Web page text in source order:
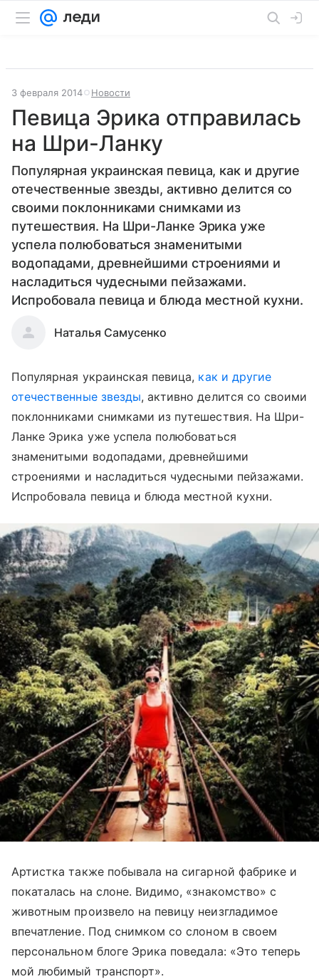
3 февраля 2014 Новости
Певица Эрика отправилась
на Шри-Ланку
Популярная украинская певица, как и другие
отечественные звезды, активно делится со
своими поклонниками снимками из
путешествия. На Шри-Ланке Эрика уже
успела полюбоваться знаменитыми
водопадами, древнейшими строениями и
насладиться чудесными пейзажами.
Испробовала певица и блюда местной кухни.
Наталья Самусенко
Популярная украинская певица, как и другие
отечественные звезды, активно делится со своими
поклонниками снимками из путешествия. На Шри-
Ланке Эрика уже успела полюбоваться
знаменитыми водопадами, древнейшими
строениями и насладиться чудесными пейзажами.
Испробовала певица и блюда местной кухни.
Артистка также побывала на сигарной фабрике и
покаталась на слоне. Видимо, «знакомство» с
животным произвело на певицу неизгладимое
впечатление. Под снимком со слоном в своем
персональном блоге Эрика поведала: «Это теперь
мой любимый транспорт».